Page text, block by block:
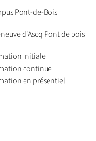
Pont-de-Bois
d'Ascq Pont de bois
initiale
continue
en présentiel